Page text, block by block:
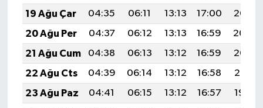
19 Ağu Çar
04:35 06:11 13:13 17:00
20:05
20 Ağu Per
04:37 06:12 13:13 16:59
20:04
21 Ağu Cum
04:38 06:13 13:12 16:59
20:02
22 Ağu Cts
04:39 06:14 13:12 16:58
20:01
23 Ağu Paz
04:41 06:15 13:12 16:57
19:59